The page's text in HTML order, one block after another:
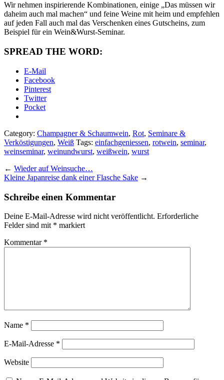
Wir nehmen inspirierende Kombinationen, einige „Das müssen wir
daheim auch mal machen“ und feine Weine mit heim und empfehlen
auf jeden Fall auch mal das Verschenken eines Gutscheins, zum
Beispiel für ein Wein&Wurst-Seminar.
SPREAD THE WORD:
E-Mail
Facebook
Pinterest
Twitter
Pocket
Category: Champagner & Schaumwein, Rot, Seminare &
Verköstigungen, Weiß Tags: einfachgeniessen, rotwein, seminar,
weinseminar, weinundwurst, weißwein, wurst
← Wieder auf Weinsuche…
Kleine Japanreise dank einer Flasche Sake →
Schreibe einen Kommentar
Deine E-Mail-Adresse wird nicht veröffentlicht. Erforderliche
Felder sind mit * markiert
Kommentar *
Name *
E-Mail-Adresse *
Website